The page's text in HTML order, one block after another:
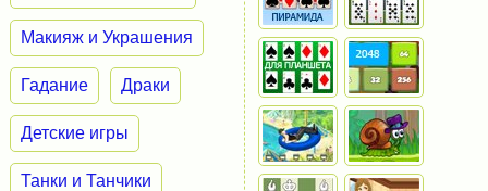
Макияж и Украшения
Гадание Драки
Детские игры
Танки и Танчики